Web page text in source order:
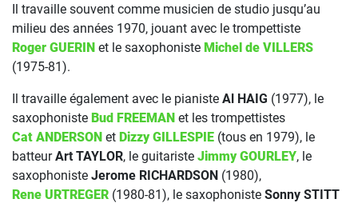
Il travaille souvent comme musicien de studio jusqu’au
milieu des années 1970, jouant avec le trompettiste
Roger GUERIN et le saxophoniste Michel de VILLERS
(1975-81).
Il travaille également avec le pianiste Al HAIG (1977), le
saxophoniste Bud FREEMAN et les trompettistes
Cat ANDERSON et Dizzy GILLESPIE (tous en 1979), le
batteurArt TAYLOR, le guitariste Jimmy GOURLEY, le
saxophoniste Jerome RICHARDSON (1980),
Rene URTREGER (1980-81), le saxophoniste Sonny STITT